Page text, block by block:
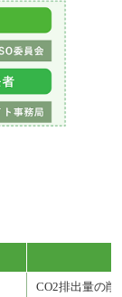
CO2排出量の削